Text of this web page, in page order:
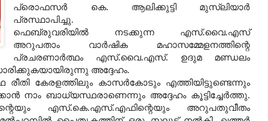
പ്രൊഫസര്‍ കെ. ആലിക്കുട്ടി മുസ്‌ലിയാര്‍
പ്രസ്ഥാപിച്ചു.
ഫെബ്രുവരിയില്‍ നടക്കുന്ന എസ്.വൈ.എസ്
അറുപതാം വാര്‍ഷിക മഹാസമ്മേളനത്തിന്റെ
പ്രചരണാര്‍ത്ഥം എസ്.വൈ.എസ്. ഉദുമ മണ്ഡലം
അദ്ദേഹം.
കേരളത്തിലും കാസര്‍കോടും എത്തിയിട്ടുണ്ടെന്നും
ബാധ്യസ്ഥരാണെന്നും അദ്ദേഹം കൂട്ടിച്ചേര്‍ത്തു.
എസ്.കെ.എസ്.എഫിന്റെയും അറുപതുവീതം